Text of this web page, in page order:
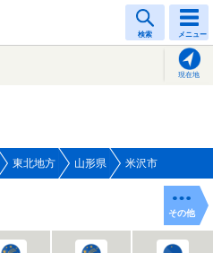
検索 メニュー
現在地
東北地方 山形県 米沢市
その他